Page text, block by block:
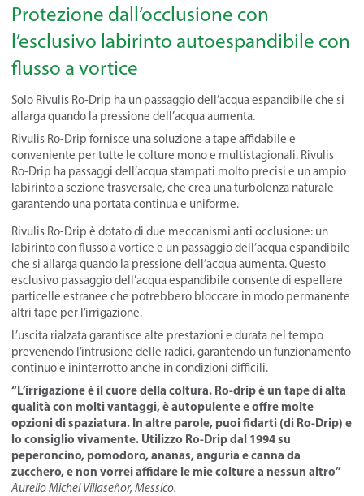
Protezione dall’occlusione con
l’esclusivo labirinto autoespandibile con
flusso a vortice
Solo Rivulis Ro-Drip ha un passaggio dell’acqua espandibile che si
allarga quando la pressione dell’acqua aumenta.
Rivulis Ro-Drip fornisce una soluzione a tape affidabile e
conveniente per tutte le colture mono e multistagionali. Rivulis
Ro-Drip ha passaggi dell’acqua stampati molto precisi e un ampio
labirinto a sezione trasversale, che crea una turbolenza naturale
garantendo una portata continua e uniforme.
Rivulis Ro-Drip è dotato di due meccanismi anti occlusione: un
labirinto con flusso a vortice e un passaggio dell’acqua espandibile
che si allarga quando la pressione dell’acqua aumenta. Questo
esclusivo passaggio dell’acqua espandibile consente di espellere
particelle estranee che potrebbero bloccare in modo permanente
altri tape per l’irrigazione.
L’uscita rialzata garantisce alte prestazioni e durata nel tempo
prevenendo l’intrusione delle radici, garantendo un funzionamento
continuo e ininterrotto anche in condizioni difficili.
“L’irrigazione è il cuore della coltura. Ro-drip è un tape di alta
qualità con molti vantaggi, è autopulente e offre molte
opzioni di spaziatura. In altre parole, puoi fidarti (di Ro-Drip) e
lo consiglio vivamente. Utilizzo Ro-Drip dal 1994 su
peperoncino, pomodoro, ananas, anguria e canna da
zucchero, e non vorrei affidare le mie colture a nessun altro”
Aurelio Michel Villaseñor, Messico.